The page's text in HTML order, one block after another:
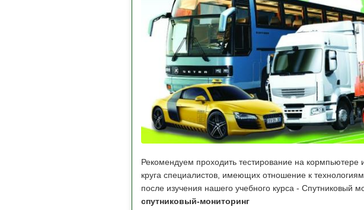
Рекомендуем проходить тестирование на
круга специалистов, имеющих отношение к
после изучения нашего учебного курса - Спутниковый
спутниковый-мониторинг